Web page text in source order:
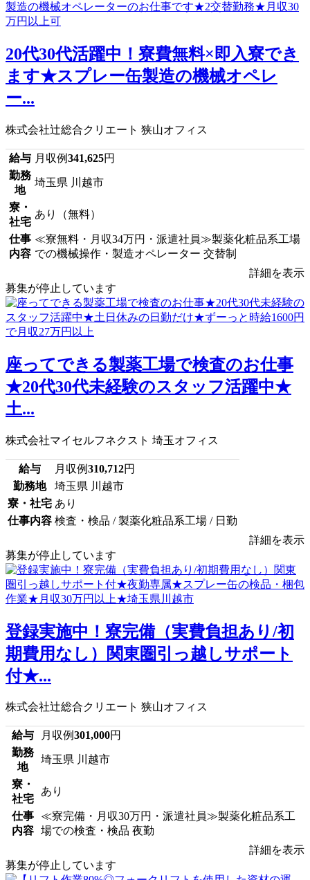
20代30代活躍中！寮費無料×即入寮でき
ます★スプレー缶製造の機械オペレ
ー...
株式会社辻総合クリエート 狭山オフィス
給与 月収例341,625円
勤務
地
埼玉県 川越市
寮・
社宅
あり（無料）
仕事
内容
≪寮無料・月収34万円・派遣社員≫製薬化粧品系工場
での機械操作・製造オペレーター 交替制
詳細を表示
募集が停止しています
座ってできる製薬工場で検査のお仕事
★20代30代未経験のスタッフ活躍中★
土...
株式会社マイセルフネクスト 埼玉オフィス
給与 月収例310,712円
勤務地
埼玉県 川越市
寮・社宅 あり
仕事内容 検査・検品 / 製薬化粧品系工場 / 日勤
詳細を表示
募集が停止しています
登録実施中！寮完備（実費負担あり/初
期費用なし）関東圏引っ越しサポート
付★...
株式会社辻総合クリエート 狭山オフィス
給与 月収例301,000円
勤務
地
埼玉県 川越市
寮・
社宅
あり
仕事
内容
≪寮完備・月収30万円・派遣社員≫製薬化粧品系工
場での検査・検品 夜勤
詳細を表示
募集が停止しています